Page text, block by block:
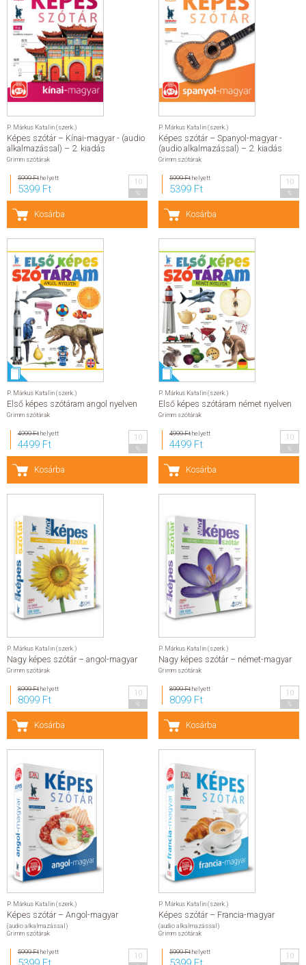
P. Márkus Katalin (szerk.)
Képes szótár – Kínai-magyar - (audio
alkalmazással) – 2. kiadás
Grimm szótárak
5999 Fthelyett
5399 Ft
10
Kosárba
P. Márkus Katalin (szerk.)
Képes szótár – Spanyol-magyar -
(audio alkalmazással) – 2. kiadás
Grimm szótárak
5999 Fthelyett
5399 Ft
10
Kosárba
P. Márkus Katalin (szerk.)
Első képes szótáram angol nyelven
Grimm szótárak
4999 Fthelyett
4499 Ft
10
Kosárba
P. Márkus Katalin (szerk.)
Első képes szótáram német nyelven
Grimm szótárak
4999 Fthelyett
4499 Ft
10
Kosárba
P. Márkus Katalin (szerk.)
Nagy képes szótár – angol-magyar
Grimm szótárak
8999 Fthelyett
8099 Ft
10
Kosárba
P. Márkus Katalin (szerk.)
Nagy képes szótár – német-magyar
Grimm szótárak
8999 Fthelyett
8099 Ft
10
Kosárba
P. Márkus Katalin (szerk.)
Képes szótár – Angol-magyar
(audio alkalmazással)
Grimm szótárak
5999 Fthelyett 10
P. Márkus Katalin (szerk.)
Képes szótár – Francia-magyar
(audio alkalmazással)
Grimm szótárak
5999 Fthelyett 10
ELŐRENDELÉSI TOPLISTA
KÍVÁNSÁG TOPLISTA
ELADÁSI SIKERLISTA
ADATKEZELÉSI ÉS ADATVÉDELMI SZABÁLYZAT